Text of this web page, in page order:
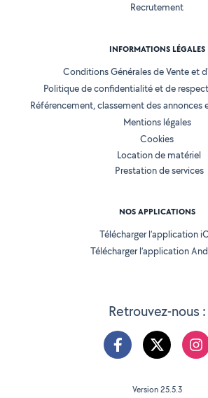
Retrouvez-nous :
Recrutement
INFORMATIONS LÉGALES
Conditions Générales de Vente et
Politique de confidentialité et de
Référencement, classement des annonces
Mentions légales
Cookies
Location de matériel
Prestation de services
NOS APPLICATIONS
Télécharger l’application
Télécharger l’application
Version 25.5.3